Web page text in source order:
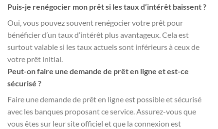
Puis-je renégocier mon prêt si les taux d’intérêt baissent ?
Oui, vous pouvez souvent renégocier votre prêt pour
bénéficier d’un taux d’intérêt plus avantageux. Cela est
surtout valable si les taux actuels sont inférieurs à ceux de
votre prêt initial.
Peut-on faire une demande de prêt en ligne et est-ce
sécurisé ?
Faire une demande de prêt en ligne est possible et sécurisé
avec les banques proposant ce service. Assurez-vous que
vous êtes sur leur site officiel et que la connexion est